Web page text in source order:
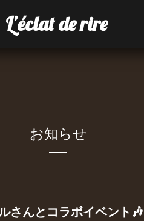
L’éclat de rire
お知らせ
さんとコラボイベント🎶